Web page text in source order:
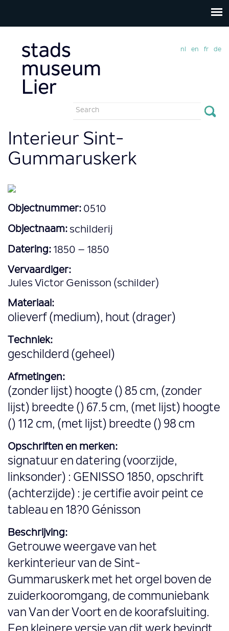
Search
form
nl en fr de
Interieur Sint-
Gummaruskerk
Objectnummer: 0510
Objectnaam: schilderij
Datering: 1850 – 1850
Vervaardiger:
Jules Victor Genisson (schilder)
Materiaal:
olieverf (medium), hout (drager)
Techniek:
geschilderd (geheel)
Afmetingen:
(zonder lijst) hoogte () 85 cm, (zonder
lijst) breedte () 67.5 cm, (met lijst) hoogte
() 112 cm, (met lijst) breedte () 98 cm
Opschriften en merken:
signatuur en datering (voorzijde,
linksonder) : GENISSO 1850, opschrift
(achterzijde) : je certifie avoir peint ce
tableau en 18?0 Génisson
Beschrijving:
Getrouwe weergave van het
kerkinterieur van de Sint-
Gummaruskerk met het orgel boven de
zuiderkooromgang, de communiebank
van Van der Voort en de koorafsluiting.